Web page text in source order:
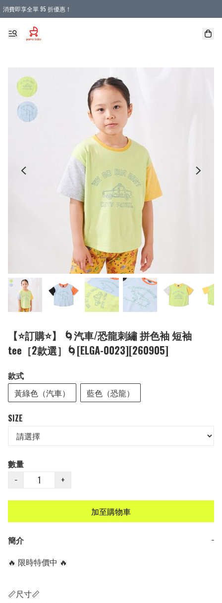
消費即享全單 95 折優惠！
購物滿 HKD 900.00即享免運費優惠！（適用於 本地送貨、本地取貨 )
【⭐訂購⭐】 🌀汽車/恐龍刺繡 拼色袖 短袖
tee［2款選］🌀[ELGA-0023][260905]
款式
黃綠色（汽車）
藍色（恐龍）
SIZE
數量
−
+
加至購物車
簡介
−
🔥 限時特價中 🔥
📏尺寸📏